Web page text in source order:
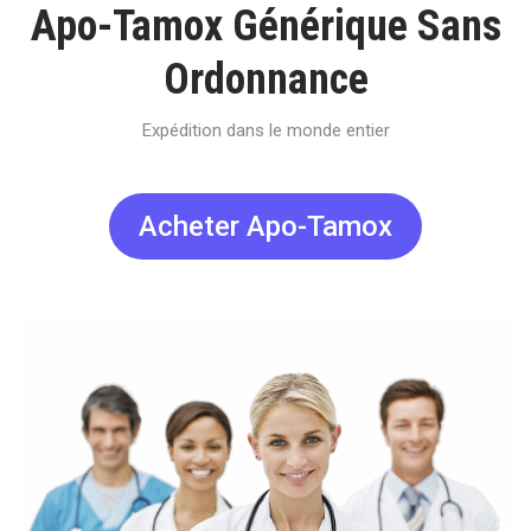
Apo-Tamox Générique Sans
Ordonnance
Expédition dans le monde entier
Acheter Apo-Tamox